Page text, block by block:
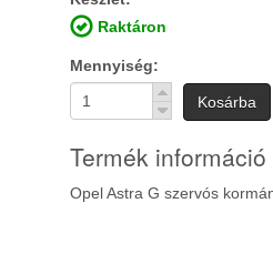
Raktáron
Mennyiség
Kosárba
Termék információ
Opel Astra G szervós